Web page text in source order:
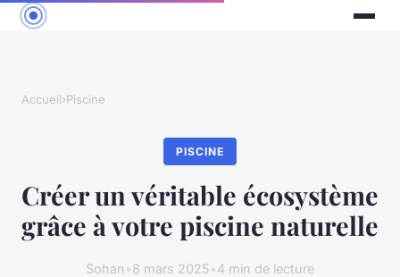
Accueil›Piscine
PISCINE
Créer un véritable écosystème
grâce à votre piscine naturelle
Sohan •8 mars 2025•4 min de lecture